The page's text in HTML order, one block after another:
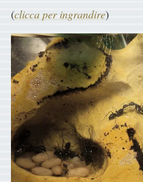
(clicca per ingrandire)